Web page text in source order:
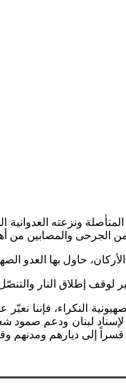
ونزعته
من الجرحى والمصابين من
حاول بها العدو
لوقف إطلاق النار
النكراء، فإننا
لإسناد لبنان ودعم صمود
قسراً إلى ديارهم ومدنهم